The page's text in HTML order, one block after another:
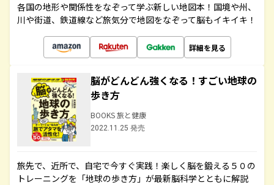
各国の地形や関係性をなぞって学ぶ新しい地図本！国境や州、
川や街道、鉄道線など旅気分で地図をなぞって脳もイキイキ！
詳細を見る
脳がどんどん強くなる！すごい地球の
歩き方
BOOKS 旅と健康
2022.11.25 発売
旅先で、近所で、自宅で今すぐ実践！楽しく脳を鍛える５０の
トレーニングを「地球の歩き方」が最新脳科学とともに解説